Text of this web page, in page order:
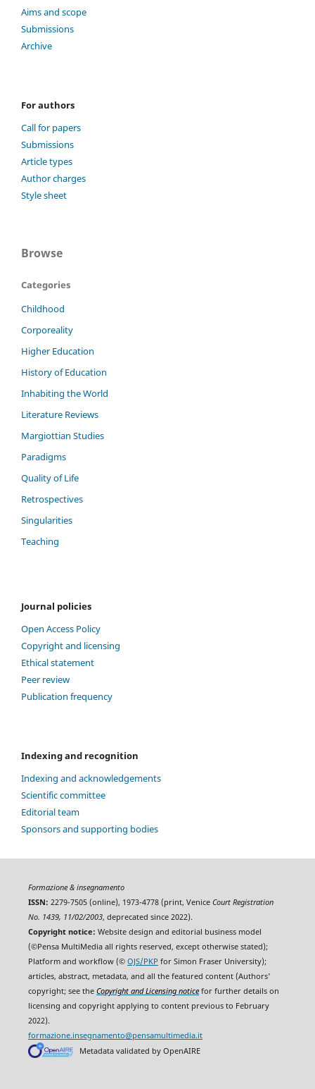
Aims and scope
Submissions
Archive
For authors
Call for papers
Submissions
Article types
Author charges
Style sheet
Browse
Categories
Childhood
Corporeality
Higher Education
History of Education
Inhabiting the World
Literature Reviews
Margiottian Studies
Paradigms
Quality of Life
Retrospectives
Singularities
Teaching
Journal policies
Open Access Policy
Copyright and licensing
Ethical statement
Peer review
Publication frequency
Indexing and recognition
Indexing and acknowledgements
Scientific committee
Editorial team
Sponsors and supporting bodies
Formazione & insegnamento
ISSN: 2279-7505 (online), 1973-4778 (print, Venice Court Registration
No. 1439, 11/02/2003, deprecated since 2022).
Copyright notice: Website design and editorial business model
(©Pensa MultiMedia all rights reserved, except otherwise stated);
Platform and workflow (© OJS/PKP for Simon Fraser University);
articles, abstract, metadata, and all the featured content (Authors'
copyright; see the Copyright and Licensing noticefor further details on
licensing and copyright applying to content previous to February
2022).
formazione.insegnamento@pensamultimedia.it
Metadata validated by OpenAIRE